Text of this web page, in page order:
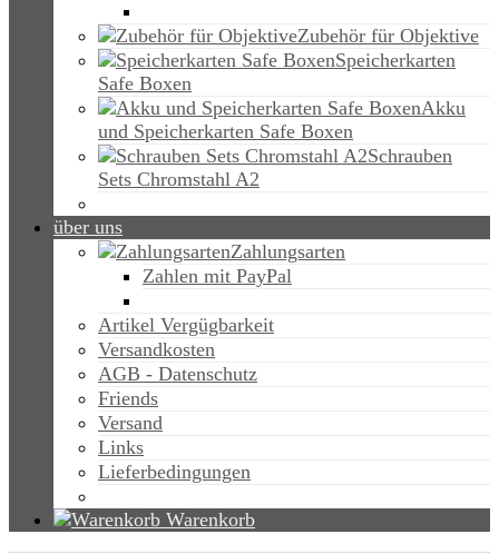
Zubehör für Objektive
Speicherkarten
Safe Boxen
Akku
und Speicherkarten Safe Boxen
Schrauben
Sets Chromstahl A2
über uns
Zahlungsarten
Zahlen mit PayPal
Artikel Vergügbarkeit
Versandkosten
AGB - Datenschutz
Friends
Versand
Links
Lieferbedingungen
Warenkorb